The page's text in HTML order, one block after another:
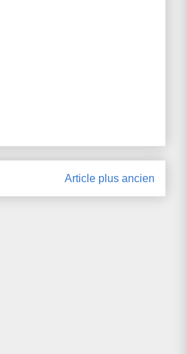
Article plus ancien